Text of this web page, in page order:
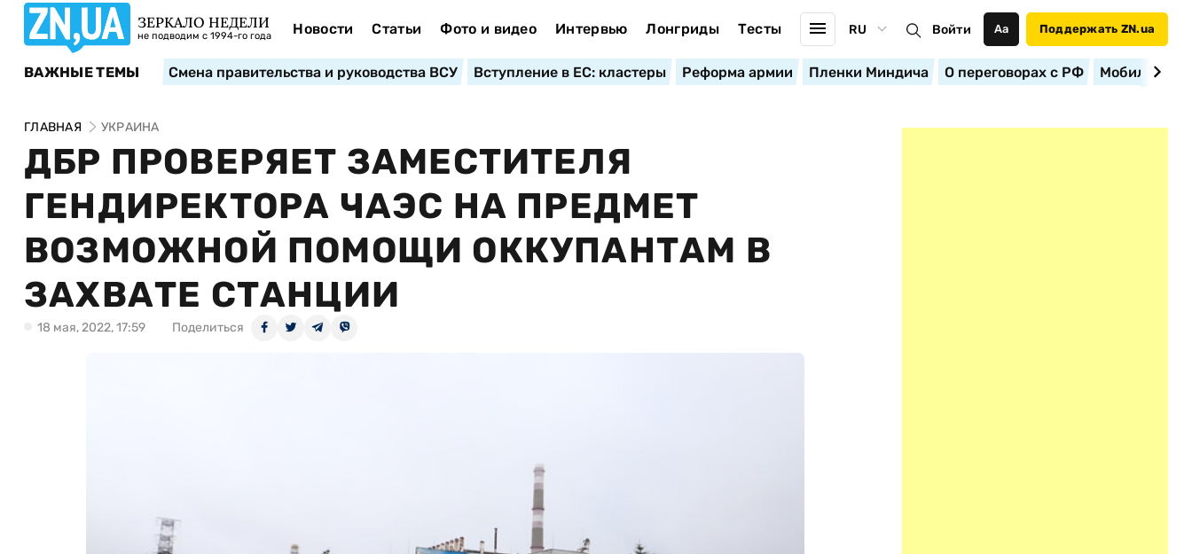
ЗЕРКАЛО НЕДЕЛИ
не подводим с 1994-го года Новости Статьи Фото и видео Интервью Лонгриды Тесты RU Войти Аа Поддержать ZN.ua
ВАЖНЫЕ ТЕМЫ Смена правительства и руководства ВСУ Вступление в ЕС: кластеры Реформа армии Пленки Миндича О переговорах с РФ
ГЛАВНАЯ УКРАИНА
ДБР ПРОВЕРЯЕТ ЗАМЕСТИТЕЛЯ
ГЕНДИРЕКТОРА ЧАЭС НА ПРЕДМЕТ
ВОЗМОЖНОЙ ПОМОЩИ ОККУПАНТАМ В
ЗАХВАТЕ СТАНЦИИ
18 мая, 2022, 17:59 Поделиться